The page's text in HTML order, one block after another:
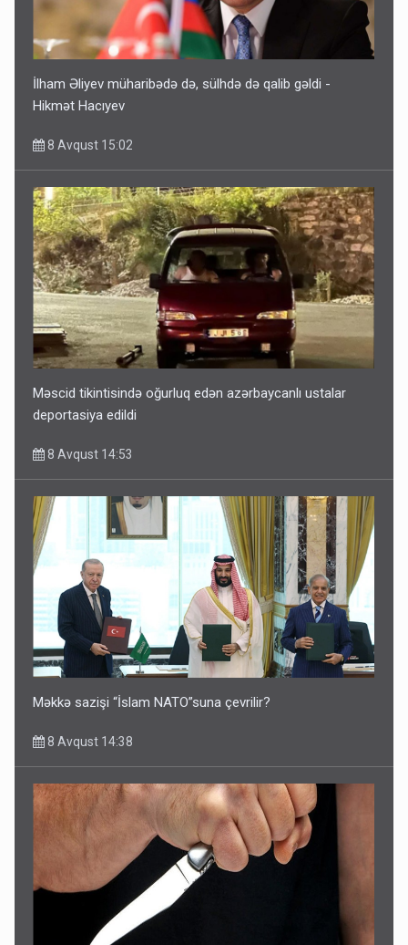
İlham Əliyev müharibədə də, sülhdə də qalib gəldi -
Hikmət Hacıyev
8 Avqust 15:02
Məscid tikintisində oğurluq edən azərbaycanlı ustalar
deportasiya edildi
8 Avqust 14:53
Məkkə sazişi “İslam NATO”suna çevrilir?
8 Avqust 14:38